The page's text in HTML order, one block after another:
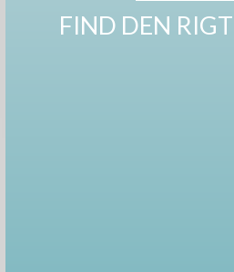
FIND DEN